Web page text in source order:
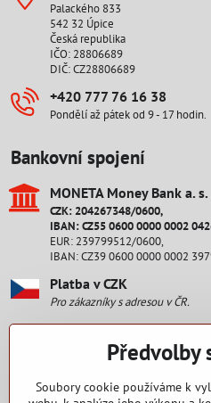
Palackého 833
542 32 Úpice
Česká republika
IČO: 28806689
DIČ: CZ28806689
+420 777 76 16 38
Pondělí až pátek od 9 - 17 hodin.
Bankovní spojení
MONETA Money Bank a​. s​.
CZK: 204267348/0600,
IBAN: CZ55 0600 0000 0002
EUR: 239799512/0600,
IBAN: CZ39 0600 0000 0002
Platba v CZK
Pro zákazníky s adresou v ČR.
Platba v EUR
Pro zákazníky s adresou na
Staňte se fanouškem
Předvolby
Soubory cookie používáme k